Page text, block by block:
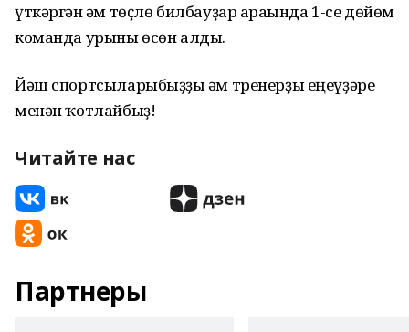
үткәргән һәм төҫлө билбауҙар араһында 1-се дөйөм
команда урыны өсөн алды.
Йәш спортсыларыбыҙҙы һәм тренерҙы еңеүҙәре
менән ҡотлайбыҙ!
Читайте нас
Партнеры